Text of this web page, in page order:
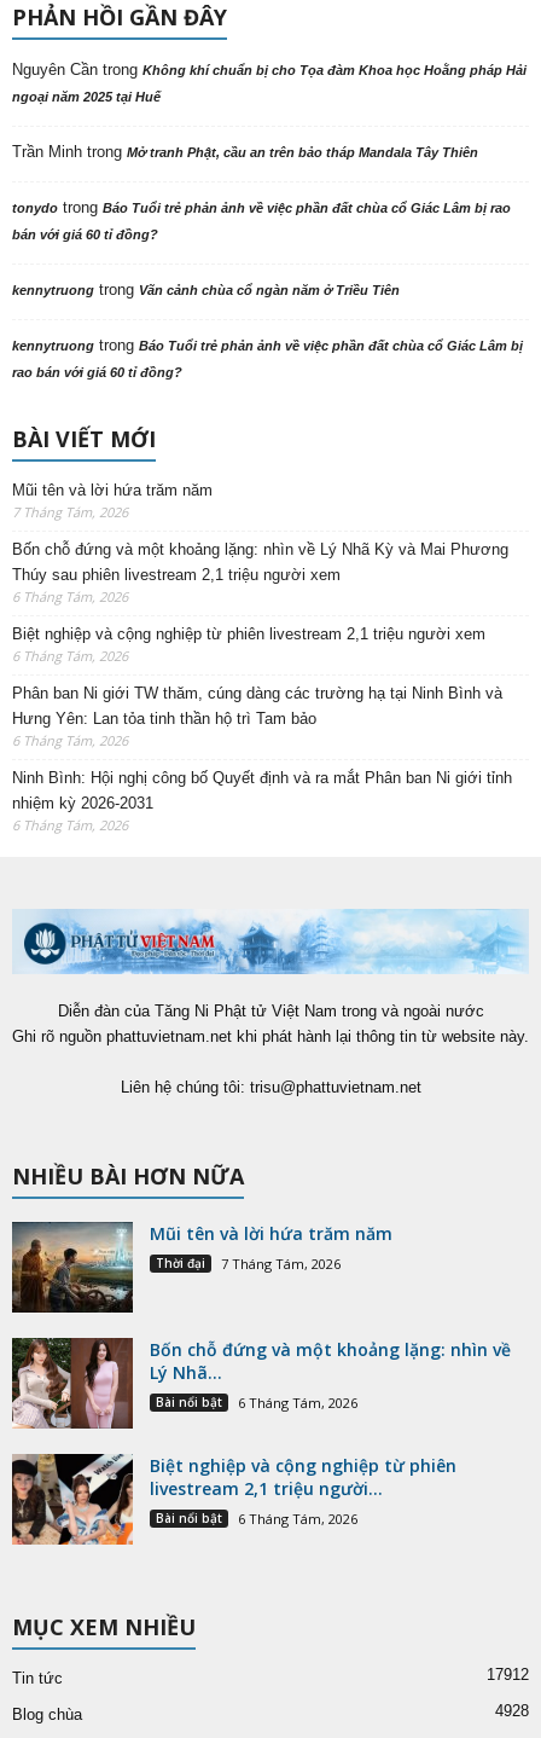
PHẢN HỒI GẦN ĐÂY
Nguyên Cần trong Không khí chuẩn bị cho Tọa đàm Khoa học Hoằng pháp Hải
ngoại năm 2025 tại Huế
Trần Minh trong Mở tranh Phật, cầu an trên bảo tháp Mandala Tây Thiên
tonydo trong Báo Tuổi trẻ phản ảnh về việc phần đất chùa cổ Giác Lâm bị rao
bán với giá 60 tỉ đồng?
kennytruong trong Vãn cảnh chùa cổ ngàn năm ở Triều Tiên
kennytruong trong Báo Tuổi trẻ phản ảnh về việc phần đất chùa cổ Giác Lâm bị
rao bán với giá 60 tỉ đồng?
BÀI VIẾT MỚI
Mũi tên và lời hứa trăm năm
7 Tháng Tám, 2026
Bốn chỗ đứng và một khoảng lặng: nhìn về Lý Nhã Kỳ và Mai Phương
Thúy sau phiên livestream 2,1 triệu người xem
6 Tháng Tám, 2026
Biệt nghiệp và cộng nghiệp từ phiên livestream 2,1 triệu người xem
6 Tháng Tám, 2026
Phân ban Ni giới TW thăm, cúng dàng các trường hạ tại Ninh Bình và
Hưng Yên: Lan tỏa tinh thần hộ trì Tam bảo
6 Tháng Tám, 2026
Ninh Bình: Hội nghị công bố Quyết định và ra mắt Phân ban Ni giới tỉnh
nhiệm kỳ 2026-2031
6 Tháng Tám, 2026
Diễn đàn của Tăng Ni Phật tử Việt Nam trong và ngoài nước
Ghi rõ nguồn phattuvietnam.net khi phát hành lại thông tin từ website này.
Liên hệ chúng tôi: trisu@phattuvietnam.net
NHIỀU BÀI HƠN NỮA
Mũi tên và lời hứa trăm năm
Thời đại 7 Tháng Tám, 2026
Bốn chỗ đứng và một khoảng lặng: nhìn về
Lý Nhã...
Bài nổi bật 6 Tháng Tám, 2026
Biệt nghiệp và cộng nghiệp từ phiên
livestream 2,1 triệu người...
Bài nổi bật 6 Tháng Tám, 2026
MỤC XEM NHIỀU
Tin tức 17912
Blog chùa 4928